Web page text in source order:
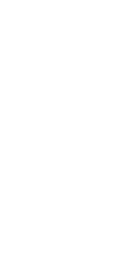
alle kvottyper fra det
transaksjonsposter,
neste gang en Kvotype
Kvotyper behandles ikke av
miljøet for å unngå
oppdaterer Spiff automatisk
og du kan ikke distribuere
noe som gjorde det